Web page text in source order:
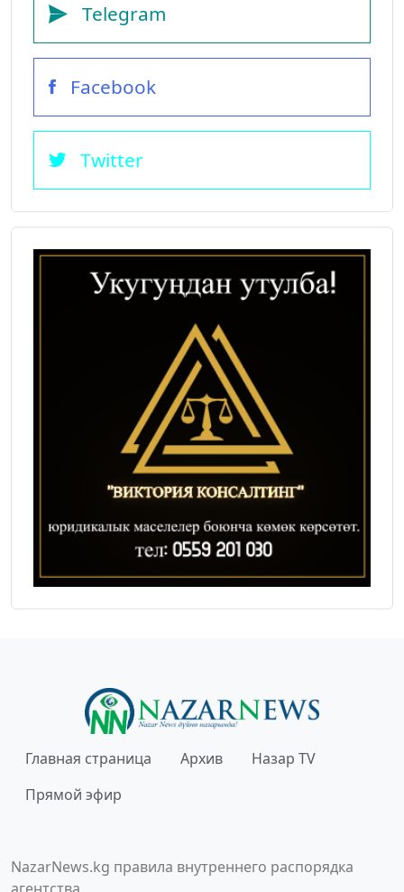
Telegram
Facebook
Twitter
Главная страница Архив
Назар TV
Прямой эфир
NazarNews.kg правила внутреннего распорядка